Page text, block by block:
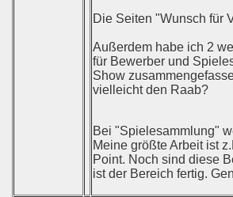
Die Seiten "Wunsch für
Außerdem habe ich 2
für Bewerber und
Show
vielleicht den Raab?
Bei "Spielesammlung"
Meine größte Arbeit ist
Point. Noch sind diese
ist der Bereich fertig.